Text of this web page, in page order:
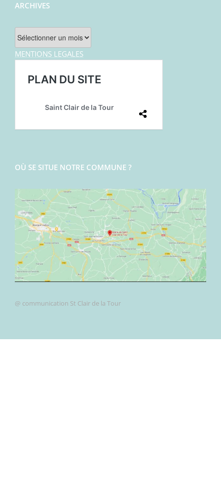
ARCHIVES
Archives
MENTIONS LEGALES
OÙ SE SITUE NOTRE COMMUNE ?
@ communication St Clair de la Tour